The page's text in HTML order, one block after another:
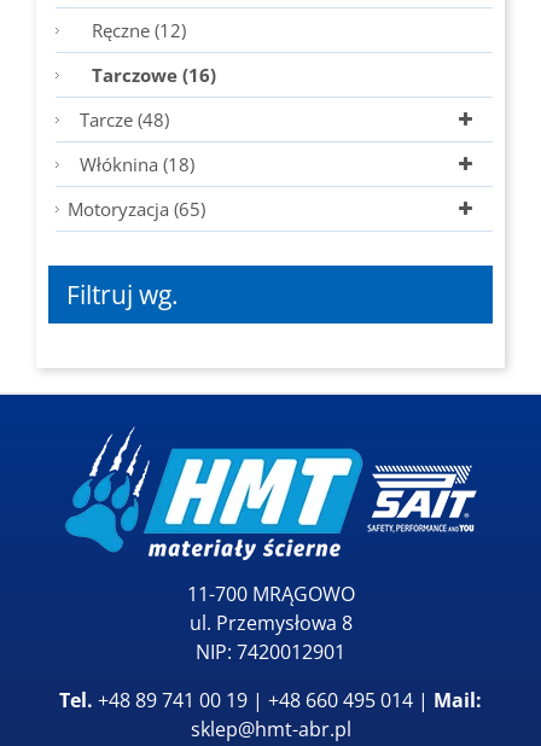
Ręczne (12)
Tarczowe (16)
Tarcze (48)
Włóknina (18)
Motoryzacja (65)
Filtruj wg.
11-700 MRĄGOWO
ul. Przemysłowa 8
NIP: 7420012901
Tel. +48 89 741 00 19 | +48 660 495 014 | Mail:
sklep@hmt-abr.pl